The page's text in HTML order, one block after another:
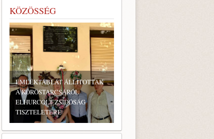
KÖZÖSSÉG
EMLÉKTÁBLÁT ÁLLÍTOTTAK
A KÖRÖSTARCSÁRÓL
ELHURCOLT ZSIDÓSÁG
TISZTELETÉRE